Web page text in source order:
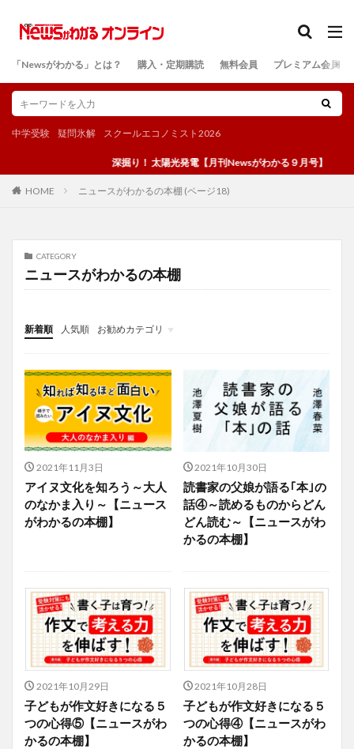
「Newsがわかる」とは？ 購入・定期購読 無料会員 プレミアム会員
中学受験 疑問氷解 スクールエコノミスト2026
深掘り！ 太陽光発電【月刊Newsがわかる９月号】
HOME ニュースがわかるの本棚 (ページ18)
CATEGORY
ニュースがわかるの本棚
新着順 人気順
お勧めカテゴリ
投稿
学び
マンガ
電子書籍
2021年11月3日
アイヌ文化を知ろう～大人
のなかま入り～【ニュース
がわかるの本棚】
2021年10月30日
読書家の父娘が語る｢本｣の
話④～読めるものからどん
どん読む～【ニュースがわ
かるの本棚】
2021年10月29日
子どもが作文好きになる５
つの心得⑤【ニュースがわ
かるの本棚】
2021年10月28日
子どもが作文好きになる５
つの心得④【ニュースがわ
かるの本棚】
検索